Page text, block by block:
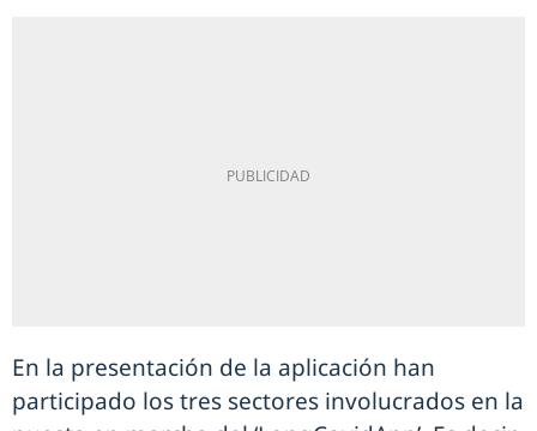
En la presentación de la aplicación han
participado los tres sectores involucrados en la